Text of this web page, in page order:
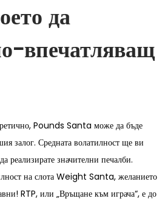
да
впечатляващ
Pounds Santa може да бъде
залог. Средната волатилност ще ви
реализирате значителни печалби.
на слота Weight Santa, желанието
RTP, или „Връщане към играча“, е до